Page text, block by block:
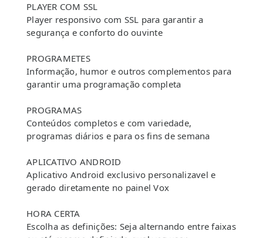
PLAYER COM SSL
Player responsivo com SSL para garantir a
segurança e conforto do ouvinte
PROGRAMETES
Informação, humor e outros complementos para
garantir uma programação completa
PROGRAMAS
Conteúdos completos e com variedade,
programas diários e para os fins de semana
APLICATIVO ANDROID
Aplicativo Android exclusivo personalizavel e
gerado diretamente no painel Vox
HORA CERTA
Escolha as definições: Seja alternando entre faixas